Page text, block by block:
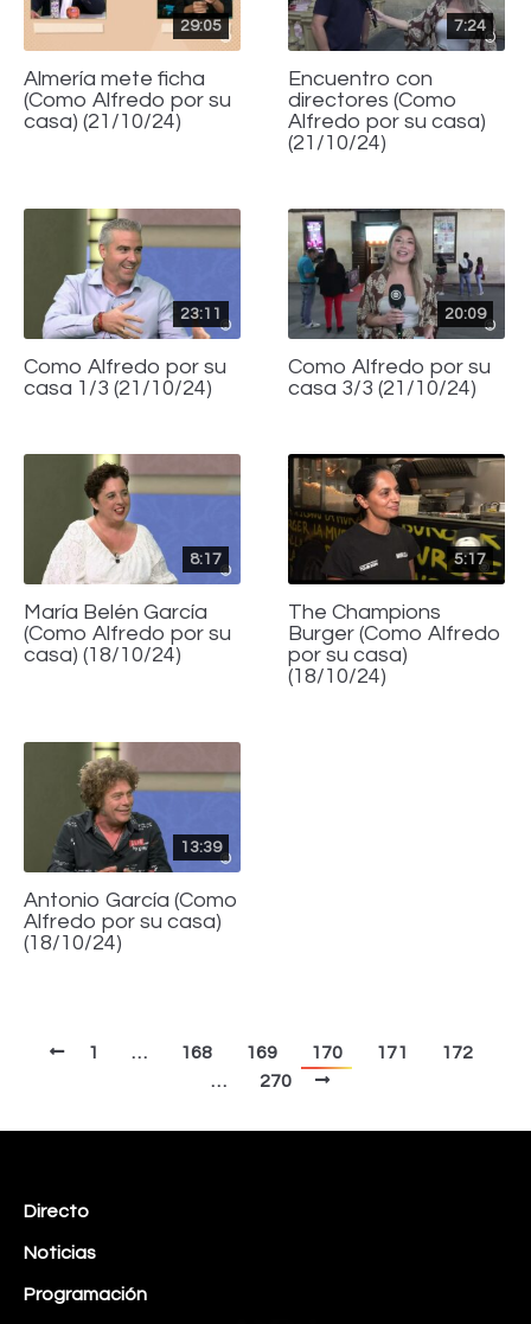
29:05
Almería mete ficha
(Como Alfredo por su
casa) (21/10/24)
7:24
Encuentro con
directores (Como
Alfredo por su casa)
(21/10/24)
23:11
Como Alfredo por su
casa 1/3 (21/10/24)
20:09
Como Alfredo por su
casa 3/3 (21/10/24)
8:17
María Belén García
(Como Alfredo por su
casa) (18/10/24)
5:17
The Champions
Burger (Como Alfredo
por su casa)
(18/10/24)
13:39
Antonio García (Como
Alfredo por su casa)
(18/10/24)
1 … 168 169 170 171
172
…
270
Directo
Noticias
Programación